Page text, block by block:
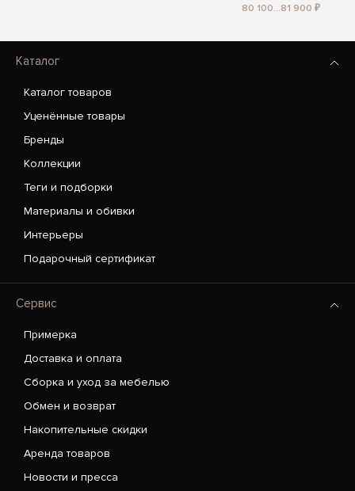
80 100...81 900 ₽
Каталог
Каталог товаров
Уценённые товары
Бренды
Коллекции
Теги и подборки
Материалы и обивки
Интерьеры
Подарочный сертификат
Сервис
Примерка
Доставка и оплата
Сборка и уход за мебелью
Обмен и возврат
Накопительные скидки
Аренда товаров
Новости и пресса